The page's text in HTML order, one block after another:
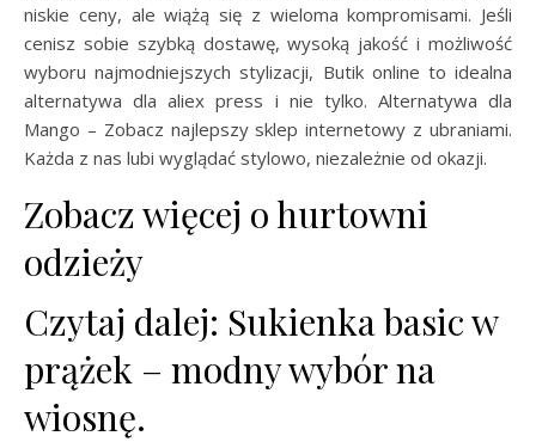
niskie ceny, ale wiążą się z wieloma kompromisami. Jeśli
cenisz sobie szybką dostawę, wysoką jakość i możliwość
wyboru najmodniejszych stylizacji, Butik online to idealna
alternatywa dla aliex press i nie tylko. Alternatywa dla
Mango – Zobacz najlepszy sklep internetowy z ubraniami.
Każda z nas lubi wyglądać stylowo, niezależnie od okazji.
Zobacz więcej o hurtowni
odzieży
Czytaj dalej: Sukienka basic w
prążek – modny wybór na
wiosnę.